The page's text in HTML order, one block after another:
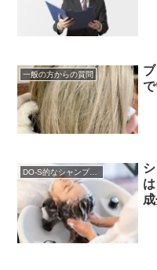
一般の方からの質問
DO-S的なシャンプー解析